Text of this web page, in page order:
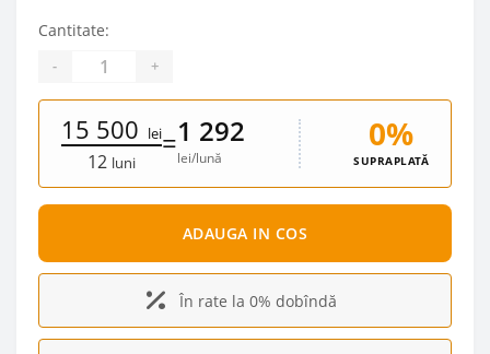
Cantitate:
- +
15 500 lei
12 luni
=1 292
lei/lună
0%
SUPRAPLATĂ
ADAUGA IN COS
În rate la 0% dobîndă